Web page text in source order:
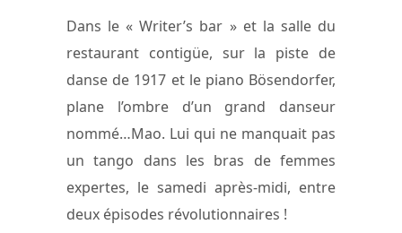
Dans le « Writer’s bar » et la salle du
restaurant contigüe, sur la piste de
danse de 1917 et le piano Bösendorfer,
plane l’ombre d’un grand danseur
nommé…Mao. Lui qui ne manquait pas
un tango dans les bras de femmes
expertes, le samedi après-midi, entre
deux épisodes révolutionnaires !